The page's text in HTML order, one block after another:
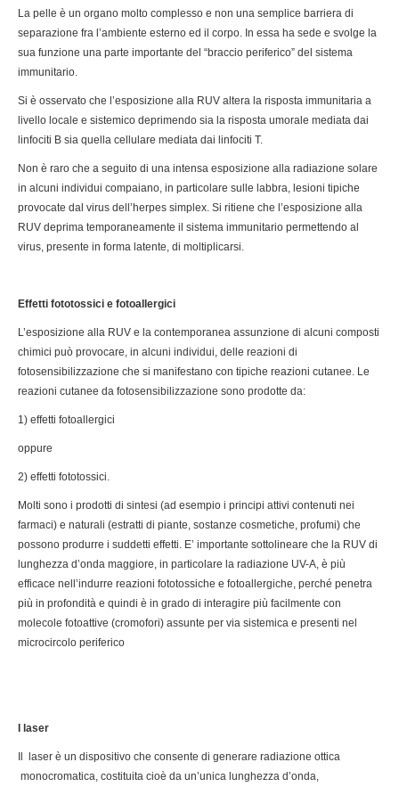
La pelle è un organo molto complesso e non una semplice barriera di
separazione fra l’ambiente esterno ed il corpo. In essa ha sede e svolge la
sua funzione una parte importante del “braccio periferico” del sistema
immunitario.
Si è osservato che l’esposizione alla RUV altera la risposta immunitaria a
livello locale e sistemico deprimendo sia la risposta umorale mediata dai
linfociti B sia quella cellulare mediata dai linfociti T.
Non è raro che a seguito di una intensa esposizione alla radiazione solare
in alcuni individui compaiano, in particolare sulle labbra, lesioni tipiche
provocate dal virus dell’herpes simplex. Si ritiene che l’esposizione alla
RUV deprima temporaneamente il sistema immunitario permettendo al
virus, presente in forma latente, di moltiplicarsi.
Effetti fototossici e fotoallergici
L’esposizione alla RUV e la contemporanea assunzione di alcuni composti
chimici può provocare, in alcuni individui, delle reazioni di
fotosensibilizzazione che si manifestano con tipiche reazioni cutanee. Le
reazioni cutanee da fotosensibilizzazione sono prodotte da:
1) effetti fotoallergici
oppure
2) effetti fototossici.
Molti sono i prodotti di sintesi (ad esempio i principi attivi contenuti nei
farmaci) e naturali (estratti di piante, sostanze cosmetiche, profumi) che
possono produrre i suddetti effetti. E’ importante sottolineare che la RUV di
lunghezza d’onda maggiore, in particolare la radiazione UV-A, è più
efficace nell’indurre reazioni fototossiche e fotoallergiche, perché penetra
più in profondità e quindi è in grado di interagire più facilmente con
molecole fotoattive (cromofori) assunte per via sistemica e presenti nel
microcircolo periferico
I laser
Il laser è un dispositivo che consente di generare radiazione ottica
monocromatica, costituita cioè da un’unica lunghezza d’onda,